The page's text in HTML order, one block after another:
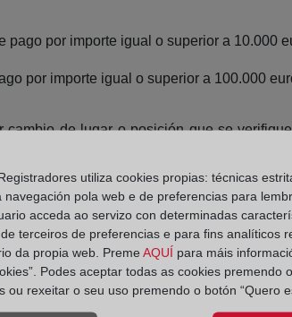
por importe igual o superior a 10.000
por importe igual o superior a 100.000
cambio de lugar o posición que se
en el presente artículo las personas
actividades de transporte profesional de
o extranjeros.
utiliza cookies propias: técnicas
navegación pola web e de preferencias para
acceda ao servizo con determinadas
terceiros de preferencias e para fins analíticos
da propia web. Preme AQUÍ para máis
Podes aceptar todas as cookies premendo
ou rexeitar o seu uso premendo o botón “Quero